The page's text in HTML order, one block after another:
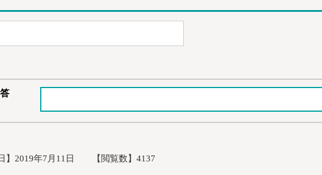
】 2019年7月11日 【閲覧数】 4137